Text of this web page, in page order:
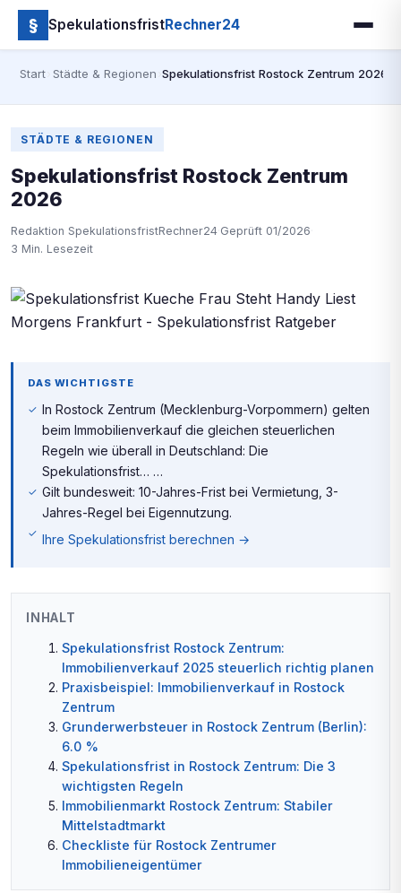
§ SpekulationsfristRechner24
Start Städte & Regionen ›Spekulationsfrist Rostock Zentrum 2026
STÄDTE & REGIONEN
Spekulationsfrist Rostock Zentrum
2026
Redaktion SpekulationsfristRechner24 Geprüft 01/2026
3 Min. Lesezeit
DAS WICHTIGSTE
In Rostock Zentrum (Mecklenburg-Vorpommern) gelten
beim Immobilienverkauf die gleichen steuerlichen
Regeln wie überall in Deutschland: Die
Spekulationsfrist… …
Gilt bundesweit: 10-Jahres-Frist bei Vermietung, 3-
Jahres-Regel bei Eigennutzung.
Ihre Spekulationsfrist berechnen →
INHALT
Spekulationsfrist Rostock Zentrum:
Immobilienverkauf 2025 steuerlich richtig planen
Praxisbeispiel: Immobilienverkauf in Rostock
Zentrum
Grunderwerbsteuer in Rostock Zentrum (Berlin):
6.0 %
Spekulationsfrist in Rostock Zentrum: Die 3
wichtigsten Regeln
Immobilienmarkt Rostock Zentrum: Stabiler
Mittelstadtmarkt
Checkliste für Rostock Zentrumer
Immobilieneigentümer